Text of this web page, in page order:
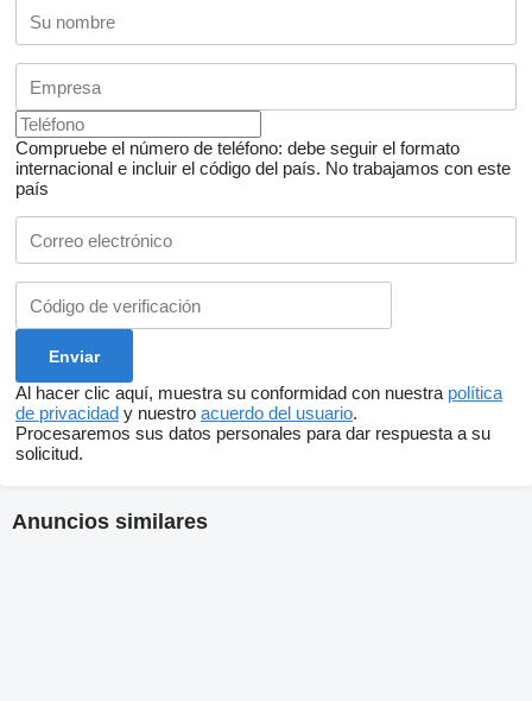
Compruebe el número de teléfono: debe seguir el formato
internacional e incluir el código del país. No trabajamos con este
país
Al hacer clic aquí, muestra su conformidad con nuestra política
de privacidad y nuestro acuerdo del usuario.
Procesaremos sus datos personales para dar respuesta a su
solicitud.
Anuncios similares